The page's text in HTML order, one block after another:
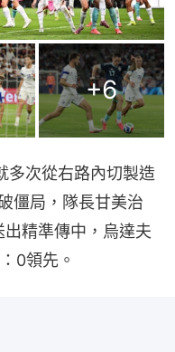
+6
多次從右路內切製造
僵局，隊長甘美治
精準傳中，烏達夫
0領先。